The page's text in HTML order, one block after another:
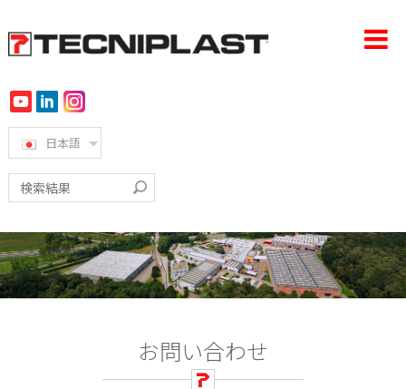
ホーム
会社概要
製品
導入事例
サステナビリティ
日本語
お問い合わせ